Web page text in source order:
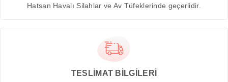
Hatsan Havalı Silahlar ve Av Tüfeklerinde geçerlidir.
TESLİMAT BİLGİLERİ